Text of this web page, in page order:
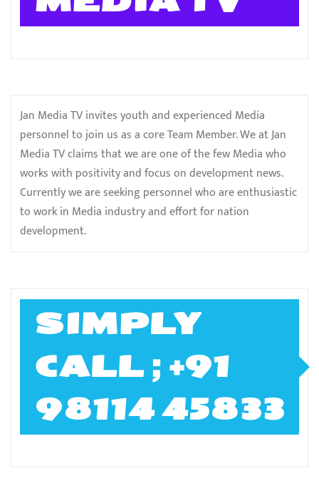
Jan Media TV invites youth and experienced Media
personnel to join us as a core Team Member. We at Jan
Media TV claims that we are one of the few Media who
works with positivity and focus on development news.
Currently we are seeking personnel who are enthusiastic
to work in Media industry and effort for nation
development.
SIMPLY
CALL ; +91
98114 45833